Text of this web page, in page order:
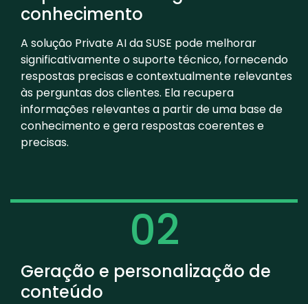
conhecimento
A solução Private AI da SUSE pode melhorar
significativamente o suporte técnico, fornecendo
respostas precisas e contextualmente relevantes
às perguntas dos clientes. Ela recupera
informações relevantes a partir de uma base de
conhecimento e gera respostas coerentes e
precisas.
02
Geração e personalização de
conteúdo